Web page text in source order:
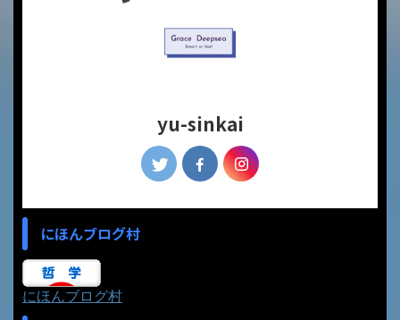
yu-sinkai
にほんブログ村
にほんブログ村